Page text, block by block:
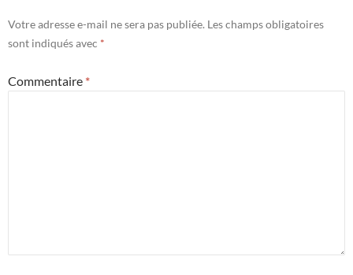
Votre adresse e-mail ne sera pas publiée. Les champs obligatoires
sont indiqués avec *
Commentaire *